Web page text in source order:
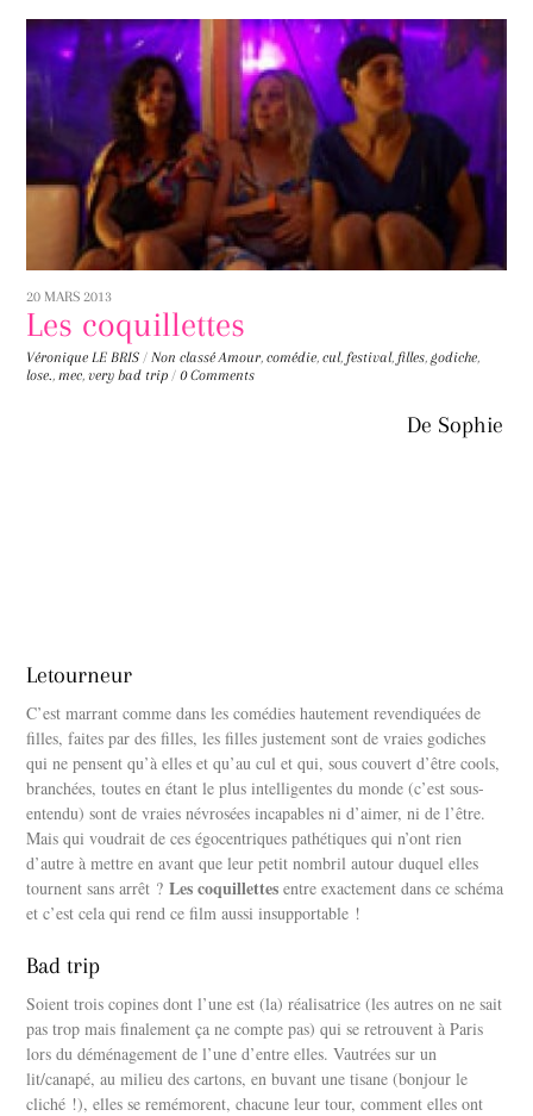
20 MARS 2013
Les coquillettes
Véronique LE BRIS / Non classé Amour,comédie,cul, festival, filles,godiche,
lose.,mec,very bad trip / 0 Comments
De Sophie
Letourneur
C’est marrant comme dans les comédies hautement revendiquées de
filles, faites par des filles, les filles justement sont de vraies godiches
qui ne pensent qu’à elles et qu’au cul et qui, sous couvert d’être cools,
branchées, toutes en étant le plus intelligentes du monde (c’est sous-
entendu) sont de vraies névrosées incapables ni d’aimer, ni de l’être.
Mais qui voudrait de ces égocentriques pathétiques qui n’ont rien
d’autre à mettre en avant que leur petit nombril autour duquel elles
tournent sans arrêt ?Les coquillettes entre exactement dans ce schéma
et c’est cela qui rend ce film aussi insupportable !
Bad trip
Soient trois copines dont l’une est (la) réalisatrice (les autres on ne sait
pas trop mais finalement ça ne compte pas) qui se retrouvent à Paris
lors du déménagement de l’une d’entre elles. Vautrées sur un
lit/canapé, au milieu des cartons, en buvant une tisane (bonjour le
cliché !), elles se remémorent, chacune leur tour, comment elles ont